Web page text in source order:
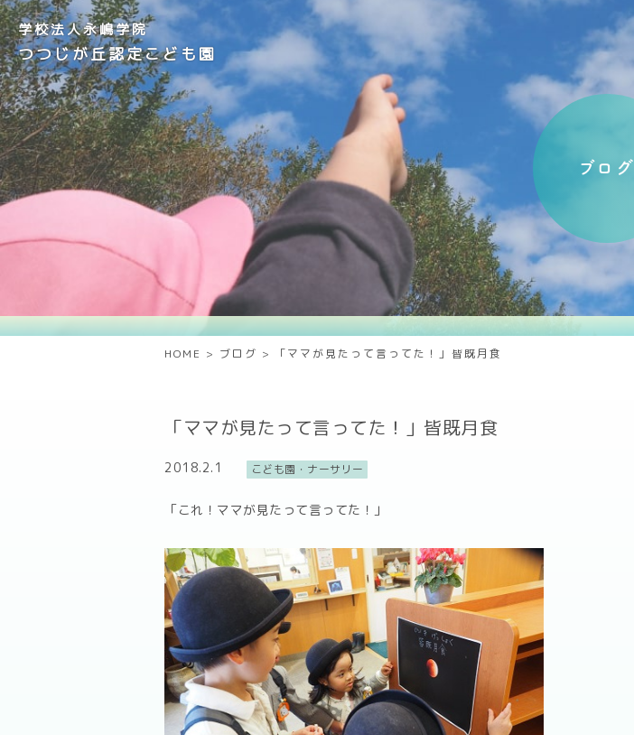
学校法人永嶋学院
つつじが丘認定こども園
ブログ
HOME > ブログ > 「ママが見たって言ってた！」皆既月食
「ママが見たって言ってた！」皆既月食
2018.2.1 こども園・ナーサリー
「これ！ママが見たって言ってた！」